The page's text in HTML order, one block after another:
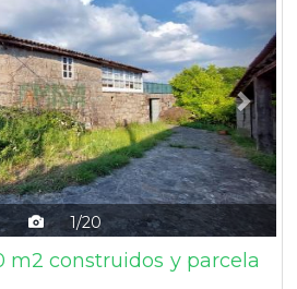
1/20
m2 construidos y parcela